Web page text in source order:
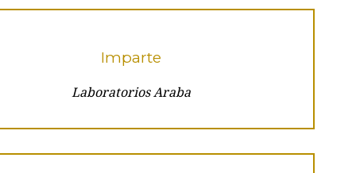
Imparte
Laboratorios Araba